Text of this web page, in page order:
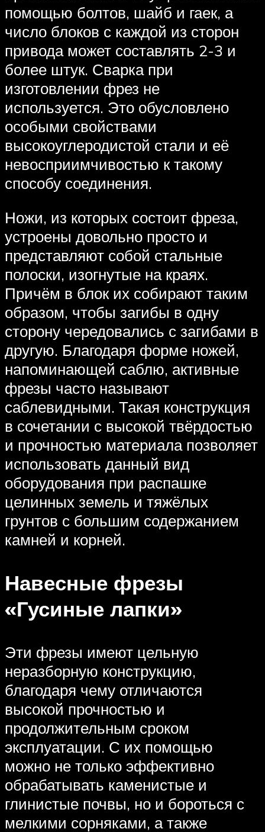
помощью болтов, шайб и гаек, а
число блоков с каждой из сторон
привода может составлять 2-3 и
более штук. Сварка при
изготовлении фрез не
используется. Это обусловлено
особыми свойствами
высокоуглеродистой стали и её
невосприимчивостью к такому
способу соединения.
Ножи, из которых состоит фреза,
устроены довольно просто и
представляют собой стальные
полоски, изогнутые на краях.
Причём в блок их собирают таким
образом, чтобы загибы в одну
сторону чередовались с загибами в
другую. Благодаря форме ножей,
напоминающей саблю, активные
фрезы часто называют
саблевидными. Такая конструкция
в сочетании с высокой твёрдостью
и прочностью материала позволяет
использовать данный вид
оборудования при распашке
целинных земель и тяжёлых
грунтов с большим содержанием
камней и корней.
Навесные фрезы
«Гусиные лапки»
Эти фрезы имеют цельную
неразборную конструкцию,
благодаря чему отличаются
высокой прочностью и
продолжительным сроком
эксплуатации. С их помощью
можно не только эффективно
обрабатывать каменистые и
глинистые почвы, но и бороться с
мелкими сорняками, а также